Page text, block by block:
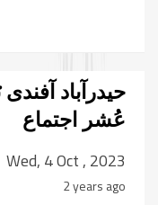
حیدرآباد
عُشر اجتماع
Wed, 4 Oct , 2023
2 years ago